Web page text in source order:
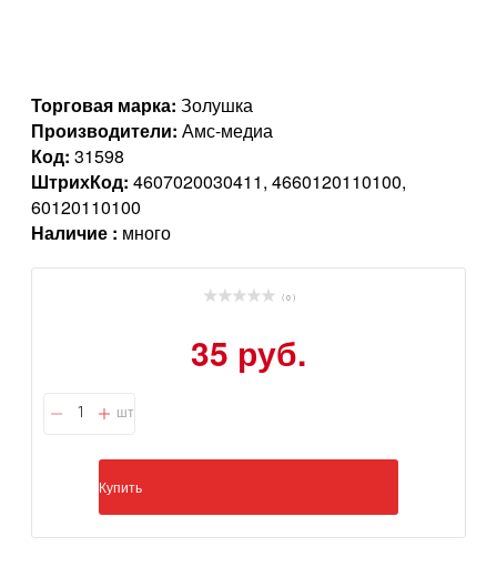
Торговая марка: Золушка
Производители: Амс-медиа
Код: 31598
ШтрихКод: 4607020030411, 4660120110100,
60120110100
Наличие : много
( 0 )
35 руб.
шт
Купить